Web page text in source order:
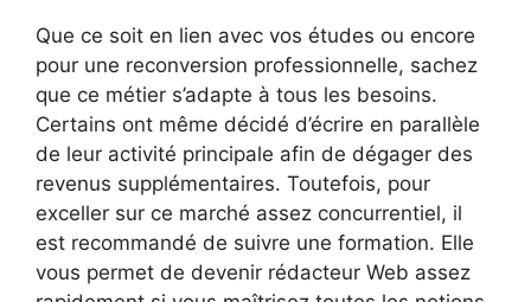
Que ce soit en lien avec vos études ou encore
pour une reconversion professionnelle, sachez
que ce métier s’adapte à tous les besoins.
Certains ont même décidé d’écrire en parallèle
de leur activité principale afin de dégager des
revenus supplémentaires. Toutefois, pour
exceller sur ce marché assez concurrentiel, il
est recommandé de suivre une formation. Elle
vous permet de devenir rédacteur Web assez